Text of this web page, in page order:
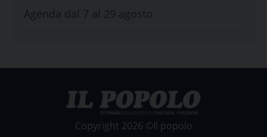
Agenda dal 7 al 29 agosto
Copyright 2026 ©Il popolo